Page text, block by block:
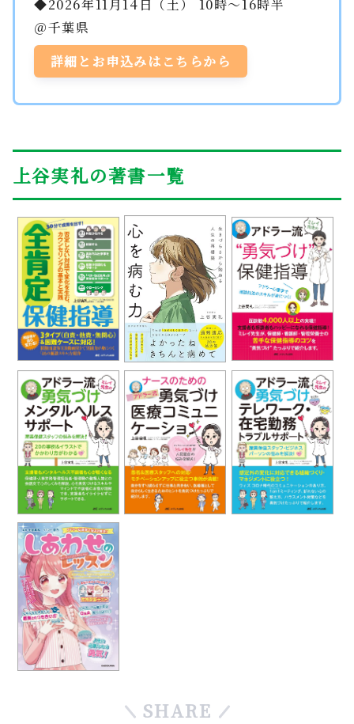
◆2026年11月14日（土） 10時～16時半
＠千葉県
詳細とお申込みはこちらから
上谷実礼の著書一覧
SHARE